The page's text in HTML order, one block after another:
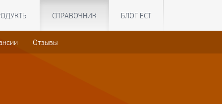
СПРАВОЧНИК БЛОГ ЕСТ
Отзывы